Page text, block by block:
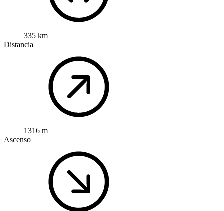
335 km
Distancia
1316 m
Ascenso